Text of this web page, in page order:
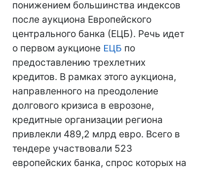
понижением большинства индексов
после аукциона Европейского
центрального банка (ЕЦБ). Речь идет
о первом аукционе ЕЦБ по
предоставлению трехлетних
кредитов. В рамках этого аукциона,
направленного на преодоление
долгового кризиса в еврозоне,
кредитные организации региона
привлекли 489,2 млрд евро. Всего в
тендере участвовали 523
европейских банка, спрос которых на